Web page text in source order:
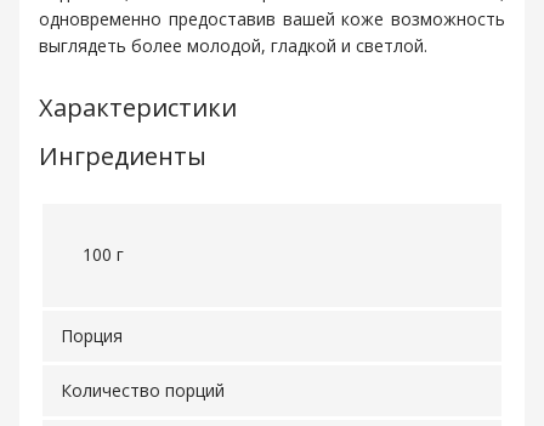
одновременно предоставив вашей коже возможность
выглядеть более молодой, гладкой и светлой.
Характеристики
Ингредиенты
100 г
Порция
Количество порций